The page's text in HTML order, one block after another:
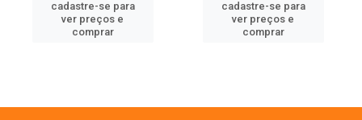
cadastre-se para
ver preços e
comprar
cadastre-se para
ver preços e
comprar